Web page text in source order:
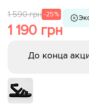
1 590 грн -25%
1 190 грн
До конца